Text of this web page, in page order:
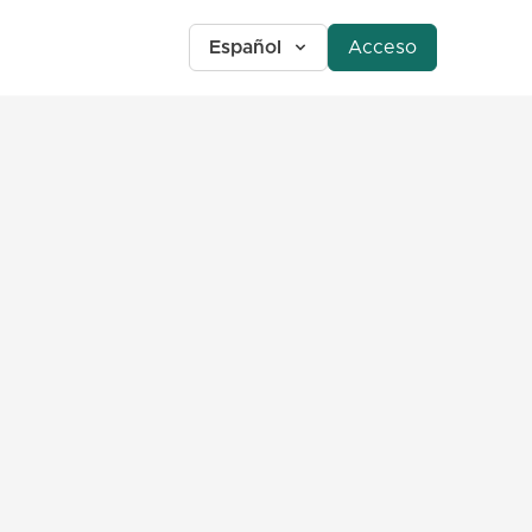
Español Acceso